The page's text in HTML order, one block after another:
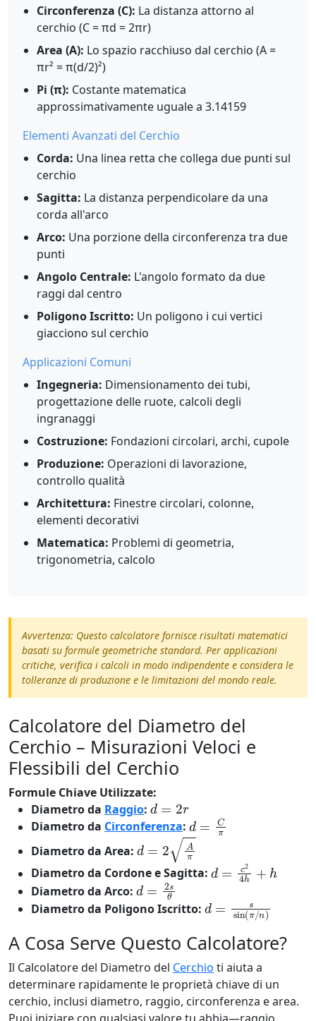
Circonferenza (C): La distanza attorno al
cerchio (C = πd = 2πr)
Area (A): Lo spazio racchiuso dal cerchio (A =
πr² = π(d/2)²)
Pi (π): Costante matematica
approssimativamente uguale a 3.14159
Elementi Avanzati del Cerchio
Corda: Una linea retta che collega due punti sul
cerchio
Sagitta: La distanza perpendicolare da una
corda all'arco
Arco: Una porzione della circonferenza tra due
punti
Angolo Centrale: L'angolo formato da due
raggi dal centro
Poligono Iscritto: Un poligono i cui vertici
giacciono sul cerchio
Applicazioni Comuni
Ingegneria: Dimensionamento dei tubi,
progettazione delle ruote, calcoli degli
ingranaggi
Costruzione: Fondazioni circolari, archi, cupole
Produzione: Operazioni di lavorazione,
controllo qualità
Architettura: Finestre circolari, colonne,
elementi decorativi
Matematica: Problemi di geometria,
trigonometria, calcolo
Avvertenza: Questo calcolatore fornisce risultati matematici
basati su formule geometriche standard. Per applicazioni
critiche, verifica i calcoli in modo indipendente e considera le
tolleranze di produzione e le limitazioni del mondo reale.
Calcolatore del Diametro del
Cerchio – Misurazioni Veloci e
Flessibili del Cerchio
Formule Chiave Utilizzate:
Diametro da Raggio:
d
Diametro da Circonferenza:
d π
Diametro da Area:
d
Diametro da Cordone e Sagitta:
d 4 h
Diametro da Arco:
d=2sθ
Diametro da Poligono Iscritto:
d π
A Cosa Serve Questo Calcolatore?
Il Calcolatore del Diametro del Cerchio ti aiuta a
determinare rapidamente le proprietà chiave di un
cerchio, inclusi diametro, raggio, circonferenza e area.